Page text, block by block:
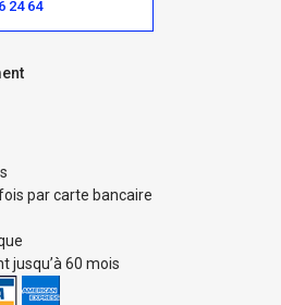
24 64
par carte bancaire
jusqu’à 60 mois